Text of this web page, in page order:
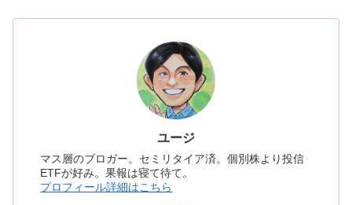
ユージ
マス層のブロガー。セミリタイア済。個別株より投信
ETFが好み。果報は寝て待て。
プロフィール詳細はこちら